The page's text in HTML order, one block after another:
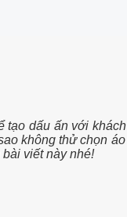
tạo dấu ấn với
không thử chọn
bài viết này nhé!